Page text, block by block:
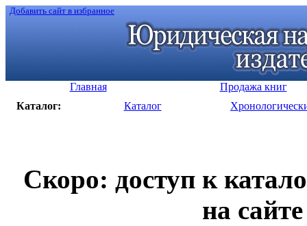
Добавить сайт в избранное
Главная
Продажа книг
Каталог:
Каталог
Скоро: доступ к
на